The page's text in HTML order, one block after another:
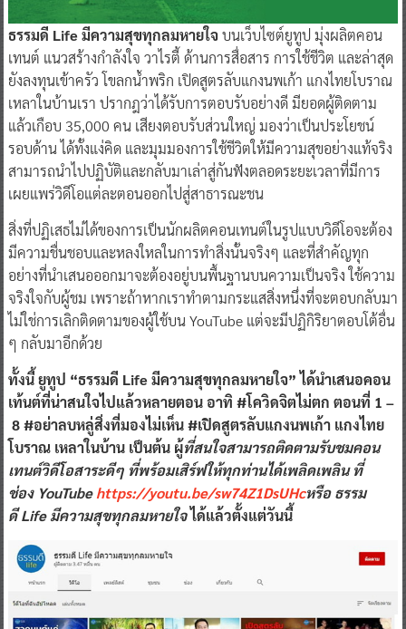
ธรรมดี Lifeมีความสุขทุกลมหายใจบนเว็บไซต์ยูทูป มุ่งผลิตคอน
เทนต์ แนวสร้างกำลังใจ วาไรตี้ ด้านการสื่อสาร การใช้ชีวิต และล่าสุด
ยังลงทุนเข้าครัว โขลกน้ำพริก เปิดสูตรลับแกงนพเก้า แกงไทยโบราณ
เหลาในบ้านเรา ปรากฎว่าได้รับการตอบรับอย่างดี มียอดผู้ติดตาม
แล้วเกือบ 35,000 คน เสียงตอบรับส่วนใหญ่ มองว่าเป็นประโยชน์
รอบด้าน ได้ทั้งแง่คิด และมุมมองการใช้ชีวิตให้มีความสุขอย่างแท้จริง
สามารถนำไปปฏิบัติและกลับมาเล่าสู่กันฟังตลอดระยะเวลาที่มีการ
เผยแพร่วิดีโอแต่ละตอนออกไปสู่สาธารณะชน
สิ่งที่ปฏิเสธไม่ได้ของการเป็นนักผลิตคอนเทนต์ในรูปแบบวิดีโอจะต้อง
มีความชื่นชอบและหลงใหลในการทำสิ่งนั้นจริงๆ และที่สำคัญทุก
อย่างที่นำเสนอออกมาจะต้องอยู่บนพื้นฐานบนความเป็นจริง ใช้ความ
จริงใจกับผู้ชม เพราะถ้าหากเราทำตามกระแสสิ่งหนึ่งที่จะตอบกลับมา
ไม่ใช่การเลิกติดตามของผู้ใช้บน YouTube แต่จะมีปฏิกิริยาตอบโต้อื่น
ๆ กลับมาอีกด้วย
ทั้งนี้ ยูทูป “ธรรมดี Life มีความสุขทุกลมหายใจ” ได้นำเสนอคอน
เท้นต์ที่น่าสนใจไปแล้วหลายตอน อาทิ #โควิดจิตไม่ตก ตอนที่ 1 –
8 #อย่าลบหลู่สิ่งที่มองไม่เห็น #เปิดสูตรลับแกงนพเก้า แกงไทย
โบราณ เหลาในบ้าน เป็นต้น ผู้ที่สนใจสามารถติดตามรับชมคอน
เทนต์วิดีโอสาระดีๆ ที่พร้อมเสิร์ฟให้ทุกท่านได้เพลิดเพลิน ที่
ช่อง YouTubehttps://youtu.be/sw74Z1DsUHcหรือ ธรรม
ดี Life มีความสุขทุกลมหายใจได้แล้วตั้งแต่วันนี้